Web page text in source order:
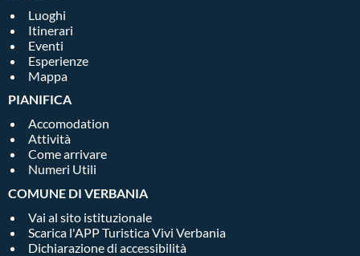
Luoghi
Itinerari
Eventi
Esperienze
Mappa
PIANIFICA
Accomodation
Attività
Come arrivare
Numeri Utili
COMUNE DI VERBANIA
Vai al sito istituzionale
Scarica l'APP Turistica Vivi Verbania
Dichiarazione di accessibilità